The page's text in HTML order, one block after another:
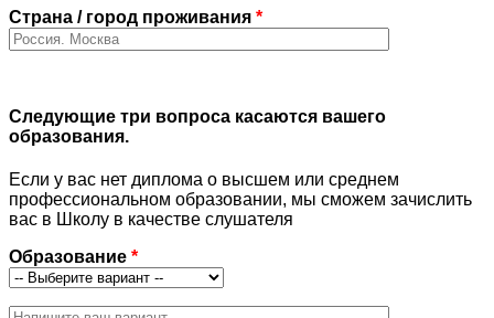
Страна / город проживания *
Следующие три вопроса касаются вашего
образования.
Если у вас нет диплома о высшем или среднем
профессиональном образовании, мы сможем зачислить
вас в Школу в качестве слушателя
Образование *